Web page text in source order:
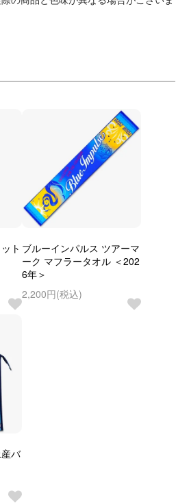
ト ブルーインパルス ツアーマ
ーク マフラータオル ＜202
6年＞
2,200円(税込)
バ